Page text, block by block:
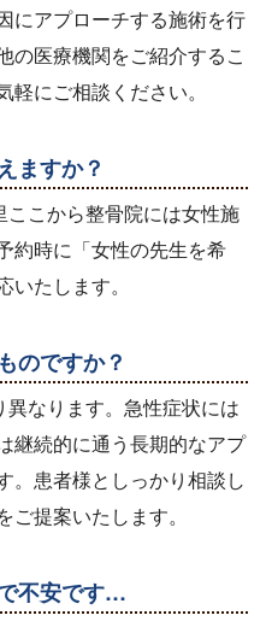
にアプローチする施術を行
の医療機関をご紹介するこ
軽にご相談ください。
ますか？
こから整骨院には女性施
約時に「女性の先生を希
いたします。
のですか？
なります。急性症状には
継続的に通う長期的なアプ
。患者様としっかり相談し
ご提案いたします。
不安です…